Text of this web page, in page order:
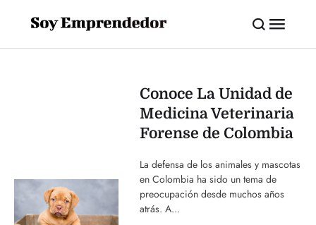
Conoce La Unidad de
Medicina Veterinaria
Forense de Colombia
La defensa de los animales y mascotas
en Colombia ha sido un tema de
preocupación desde muchos años
atrás. A...